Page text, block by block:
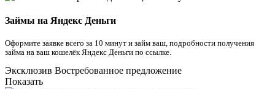
Займы на Яндекс Деньги
Оформите заявке всего за 10 минут и займ ваш, подробности получения
займа на ваш кошелёк Яндекс Деньги по ссылке.
Эксклюзив Востребованное предложение
Показать